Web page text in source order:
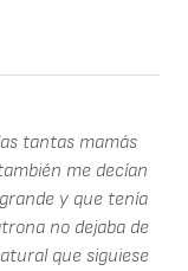
tantas mamás
me decían
y que tenía
no dejaba de
que siguiese